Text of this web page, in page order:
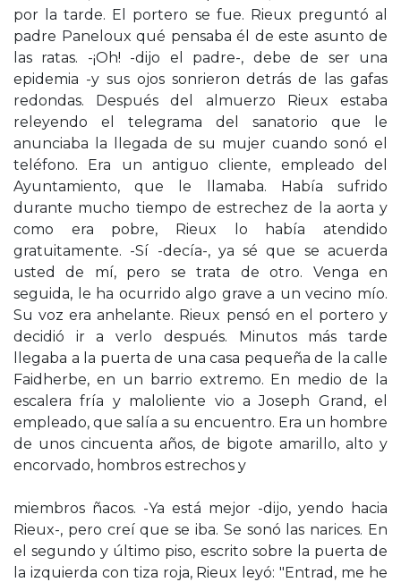
por la tarde. El portero se fue. Rieux preguntó al
padre Paneloux qué pensaba él de este asunto de
las ratas. -¡Oh! -dijo el padre-, debe de ser una
epidemia -y sus ojos sonrieron detrás de las gafas
redondas. Después del almuerzo Rieux estaba
releyendo el telegrama del sanatorio que le
anunciaba la llegada de su mujer cuando sonó el
teléfono. Era un antiguo cliente, empleado del
Ayuntamiento, que le llamaba. Había sufrido
durante mucho tiempo de estrechez de la aorta y
como era pobre, Rieux lo había atendido
gratuitamente. -Sí -decía-, ya sé que se acuerda
usted de mí, pero se trata de otro. Venga en
seguida, le ha ocurrido algo grave a un vecino mío.
Su voz era anhelante. Rieux pensó en el portero y
decidió ir a verlo después. Minutos más tarde
llegaba a la puerta de una casa pequeña de la calle
Faidherbe, en un barrio extremo. En medio de la
escalera fría y maloliente vio a Joseph Grand, el
empleado, que salía a su encuentro. Era un hombre
de unos cincuenta años, de bigote amarillo, alto y
encorvado, hombros estrechos y
miembros ñacos. -Ya está mejor -dijo, yendo hacia
Rieux-, pero creí que se iba. Se sonó las narices. En
el segundo y último piso, escrito sobre la puerta de
la izquierda con tiza roja, Rieux leyó: "Entrad, me he